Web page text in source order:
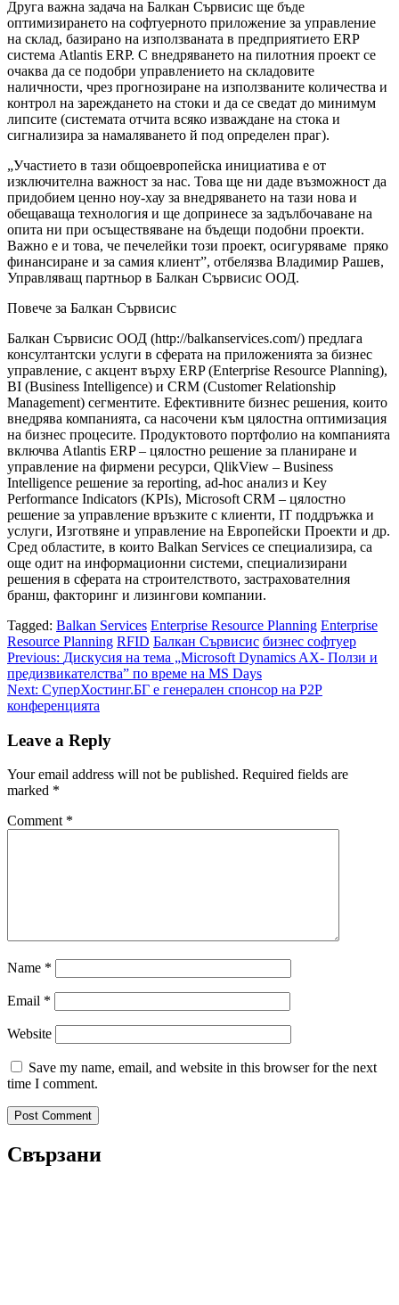
Друга важна задача на Балкан Сървисис ще бъде
оптимизирането на софтуерното приложение за управление
на склад, базирано на използваната в предприятието ERP
система Atlantis ERP. С внедряването на пилотния проект се
очаква да се подобри управлението на складовите
наличности, чрез прогнозиране на използваните количества и
контрол на зареждането на стоки и да се сведат до минимум
липсите (системата отчита всяко изваждане на стока и
сигнализира за намаляването й под определен праг).
„Участието в тази общоевропейска инициатива е от
изключителна важност за нас. Това ще ни даде възможност да
придобием ценно ноу-хау за внедряването на тази нова и
обещаваща технология и ще допринесе за задълбочаване на
опита ни при осъществяване на бъдещи подобни проекти.
Важно е и това, че печелейки този проект, осигуряваме пряко
финансиране и за самия клиент”, отбелязва Владимир Рашев,
Управляващ партньор в Балкан Сървисис ООД.
Повече за Балкан Сървисис
Балкан Сървисис ООД (http://balkanservices.com/) предлага
консултантски услуги в сферата на приложенията за бизнес
управление, с акцент върху ERP (Enterprise Resource Planning),
BI (Business Intelligence) и CRM (Customer Relationship
Management) сегментите. Ефективните бизнес решения, които
внедрява компанията, са насочени към цялостна оптимизация
на бизнес процесите. Продуктовото портфолио на компанията
включва Atlantis ERP – цялостно решение за планиране и
управление на фирмени ресурси, QlikView – Business
Intelligence решение за reporting, ad-hoc анализ и Key
Performance Indicators (KPIs), Microsoft CRM – цялостно
решение за управление връзките с клиенти, IT поддръжка и
услуги, Изготвяне и управление на Европейски Проекти и др.
Сред областите, в които Balkan Services се специализира, са
още одит на информационни системи, специализирани
решения в сферата на строителството, застрахователния
бранш, факторинг и лизингови компании.
Tagged: Balkan Services Enterprise Resource Planning Enterprise
Resource Planning RFID Балкан Сървисис бизнес софтуер
Post
navigation
Previous: Дискусия на тема „Microsoft Dynamics AX- Ползи и
предизвикателства” по време на MS Days
Next: СуперХостинг.БГ е генерален спонсор на Р2Р
конференцията
Leave a Reply
Your email address will not be published. Required fields are
marked *
Comment *
Name *
Email *
Website
Save my name, email, and website in this browser for the next
time I comment.
Свързани